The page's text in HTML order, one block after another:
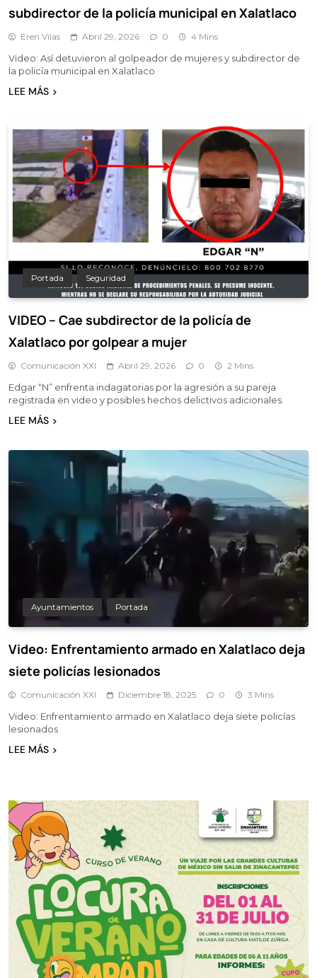
subdirector de la policía municipal en Xalatlaco
Eren Vilas Abril 29, 2026 0 4 Mins
Video: Así detuvieron al golpeador de mujeres y subdirector de
la policía municipal en Xalatlaco
LEE MÁS
Portada Seguridad
VIDEO – Cae subdirector de la policía de
Xalatlaco por golpear a mujer
Comunicación XXI Abril 29, 2026 0 2 Mins
Edgar “N” enfrenta indagatorias por la agresión a su pareja
registrada en video y posibles hechos delictivos adicionales.
LEE MÁS
Ayuntamientos Portada
Video: Enfrentamiento armado en Xalatlaco deja
siete policías lesionados
Comunicación XXI Diciembre 18, 2025 0 3 Mins
Video: Enfrentamiento armado en Xalatlaco deja siete policías
lesionados
LEE MÁS